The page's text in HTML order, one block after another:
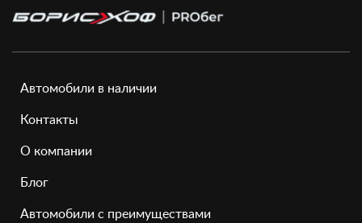
Автомобили в наличии
Контакты
О компании
Блог
Автомобили с преимуществами